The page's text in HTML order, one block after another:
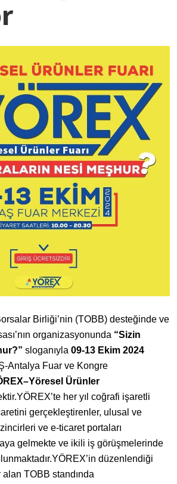
Birliği’nin (TOBB) desteğinde ve
organizasyonunda “Sizin
sloganıyla 09-13 Ekim 2024
Antalya Fuar ve Kongre
Ürünler
YÖREX’te her yıl coğrafi işaretli
gerçekleştirenler, ulusal ve
ve e-ticaret portaları
gelmekte ve ikili iş görüşmelerinde
YÖREX’in düzenlendiği
TOBB standında